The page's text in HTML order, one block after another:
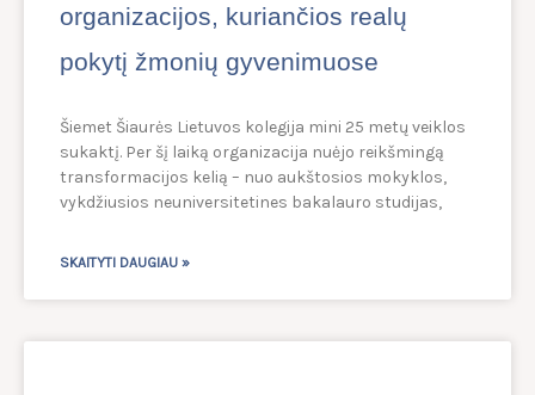
organizacijos, kuriančios realų
pokytį žmonių gyvenimuose
Šiemet Šiaurės Lietuvos kolegija mini 25 metų veiklos
sukaktį. Per šį laiką organizacija nuėjo reikšmingą
transformacijos kelią – nuo aukštosios mokyklos,
vykdžiusios neuniversitetines bakalauro studijas,
SKAITYTI DAUGIAU »